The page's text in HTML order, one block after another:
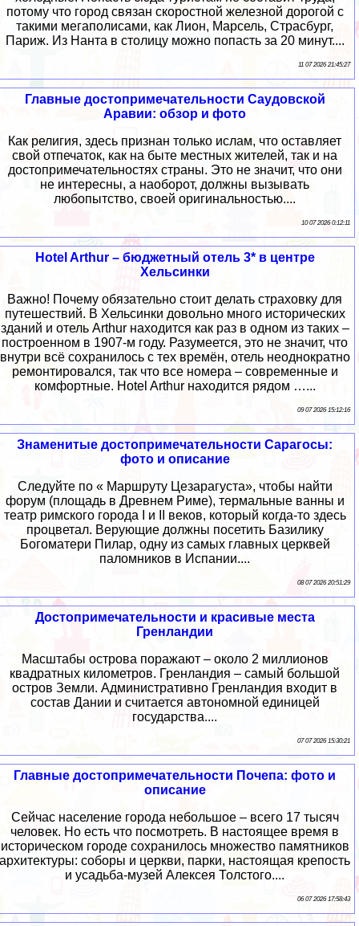
потому что город связан скоростной железной дорогой с
такими мегаполисами, как Лион, Марсель, Страсбург,
Париж. Из Нанта в столицу можно попасть за 20 минут....
11 07 2026 21:45:27
Главные достопримечательности Саудовской
Аравии: обзор и фото
Как религия, здесь признан только ислам, что оставляет
свой отпечаток, как на быте местных жителей, так и на
достопримечательностях страны. Это не значит, что они
не интересны, а наоборот, должны вызывать
любопытство, своей оригинальностью....
10 07 2026 0:12:11
Hotel Arthur – бюджетный отель 3* в центре
Хельсинки
Важно! Почему обязательно стоит делать страховку для
путешествий. В Хельсинки довольно много исторических
зданий и отель Arthur находится как раз в одном из таких –
построенном в 1907-м году. Разумеется, это не значит, что
внутри всё сохранилось с тех времён, отель неоднократно
ремонтировался, так что все номера – современные и
комфортные. Hotel Arthur находится рядом …...
09 07 2026 15:12:16
Знаменитые достопримечательности Сарагосы:
фото и описание
Следуйте по « Маршруту Цезарагуста», чтобы найти
форум (площадь в Древнем Риме), термальные ванны и
театр римского города I и II веков, который когда-то здесь
процветал. Верующие должны посетить Базилику
Богоматери Пилар, одну из самых главных церквей
паломников в Испании....
08 07 2026 20:51:29
Достопримечательности и красивые места
Гренландии
Масштабы острова поражают – около 2 миллионов
квадратных километров. Гренландия – самый большой
остров Земли. Административно Гренландия входит в
состав Дании и считается автономной единицей
государства....
07 07 2026 15:30:21
Главные достопримечательности Почепа: фото и
описание
Сейчас население города небольшое – всего 17 тысяч
человек. Но есть что посмотреть. В настоящее время в
историческом городе сохранилось множество памятников
архитектуры: соборы и церкви, парки, настоящая крепость
и усадьба-музей Алексея Толстого....
06 07 2026 17:58:43